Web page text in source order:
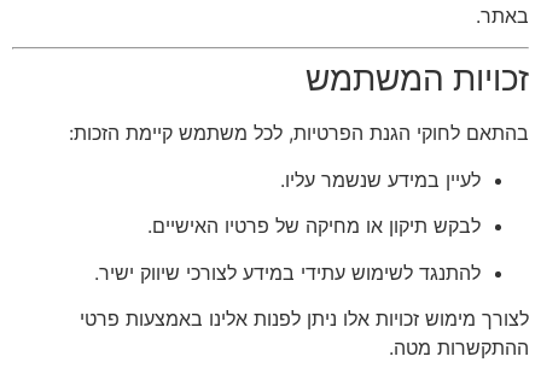
באתר.
זכויות המשתמש
בהתאם לחוקי הגנת הפרטיות, לכל משתמש קיימת הזכות:
לעיין במידע שנשמר עליו.
לבקש תיקון או מחיקה של פרטיו האישיים.
להתנגד לשימוש עתידי במידע לצורכי שיווק ישיר.
לצורך מימוש זכויות אלו ניתן לפנות אלינו באמצעות פרטי
ההתקשרות מטה.